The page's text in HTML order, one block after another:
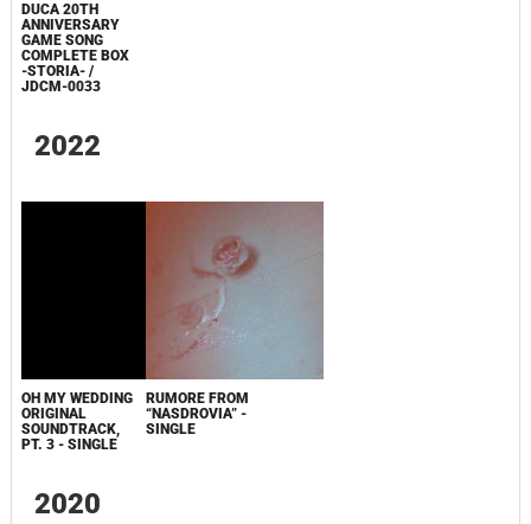
DUCA 20TH
ANNIVERSARY
GAME SONG
COMPLETE BOX
-STORIA- /
JDCM-0033
2022
OH MY WEDDING
ORIGINAL
SOUNDTRACK,
PT. 3 - SINGLE
RUMORE FROM
“NASDROVIA” -
SINGLE
2020